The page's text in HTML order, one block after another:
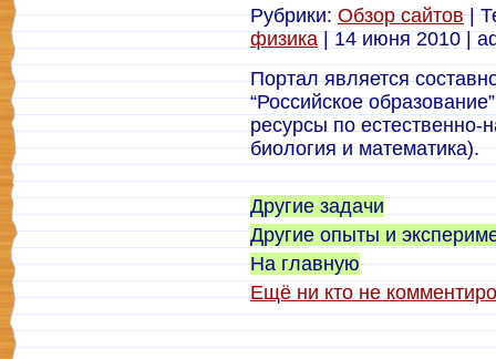
Рубрики:Обзор сайтов|
физика| 14 июня 2010 |
Портал является
“Российское
ресурсы по
биология и математика).
Другие задачи
Другие опыты и
На главную
Ещё ни кто не